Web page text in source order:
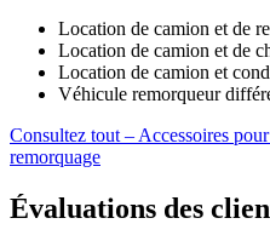
Location de camion et de
Location de camion et de
Location de camion et
Véhicule remorqueur
Consultez tout – Accessoires
remorquage
Évaluations des